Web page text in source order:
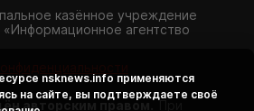
казённое учреждение
агентство
авторским правом. При
nsknews.info применяются
на сайте, вы подтверждаете своё